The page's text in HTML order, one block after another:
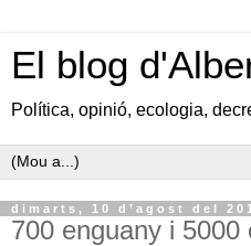
El blog
Política, opinió, ecologia,
dimarts, 10 d’agost del
700 enguany i 5000